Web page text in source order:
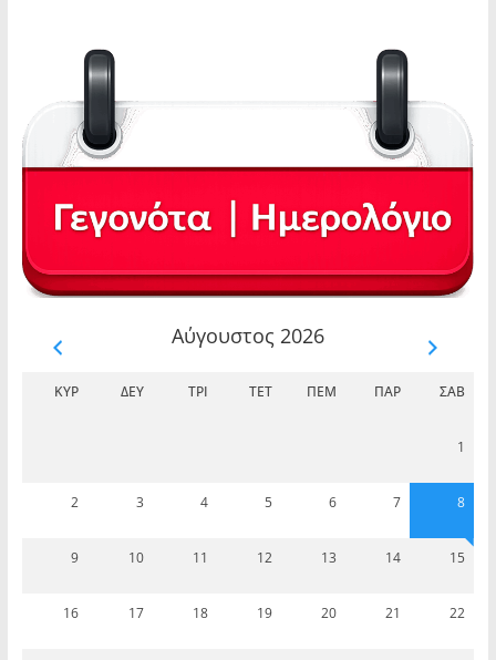
Αύγουστος 2026
ΚΥΡ ΔΕΥ ΤΡΊ ΤΕΤ ΠΈΜ ΠΑΡ ΣΆΒ
1
2 3 4 5 6 7 8
9 10 11 12 13 14 15
16 17 18 19 20 21 22